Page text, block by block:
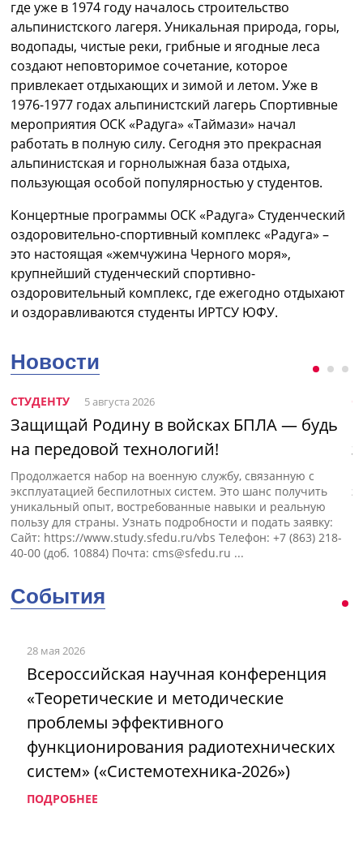
где уже в 1974 году началось строительство
альпинистского лагеря. Уникальная природа, горы,
водопады, чистые реки, грибные и ягодные леса
создают неповторимое сочетание, которое
привлекает отдыхающих и зимой и летом. Уже в
1976-1977 годах альпинистский лагерь Спортивные
мероприятия ОСК «Радуга» «Таймази» начал
работать в полную силу. Сегодня это прекрасная
альпинистская и горнолыжная база отдыха,
пользующая особой популярностью у студентов.
Концертные программы ОСК «Радуга» Студенческий
оздоровительно-спортивный комплекс «Радуга» –
это настоящая «жемчужина Черного моря»,
крупнейший студенческий спортивно-
оздоровительный комплекс, где ежегодно отдыхают
и оздоравливаются студенты ИРТСУ ЮФУ.
Новости
СТУДЕНТУ 5 августа 2026
Защищай Родину в войсках БПЛА — будь
на передовой технологий!
Продолжается набор на военную службу, связанную с
эксплуатацией беспилотных систем. Это шанс получить
уникальный опыт, востребованные навыки и реальную
пользу для страны. Узнать подробности и подать заявку:
Сайт: https://www.study.sfedu.ru/vbs Телефон: +7 (863) 218-
40-00 (доб. 10884) Почта:cms@sfedu.ru ...
События
28 мая 2026
Всероссийская научная конференция
«Теоретические и методические
проблемы эффективного
функционирования радиотехнических
систем» («Системотехника-2026»)
ПОДРОБНЕЕ